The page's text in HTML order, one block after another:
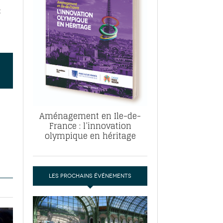
ABF, ZAC : F. Vauglin détaille sa
pour l’urbanisme parisien- 17
de la tech et de la finance
marché de la location de luxe-
Aménagement en Ile-de-
France : l’innovation
olympique en héritage
LES PROCHAINS ÉVÉNEMENTS